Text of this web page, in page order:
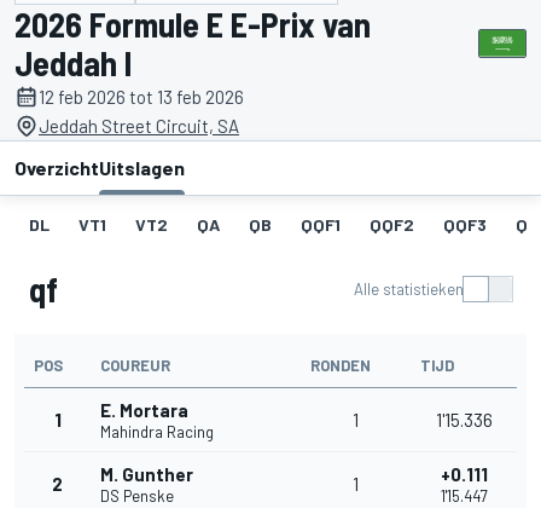
2026 Formule E E-Prix van
Jeddah I
12 feb 2026 tot 13 feb 2026
Jeddah Street Circuit, SA
OverzichtUitslagen
DL VT1 VT2 QA QB QQF1 QQF2 QQF3
qf Alle statistieken
POS COUREUR RONDEN TIJD
1 E. Mortara
Mahindra Racing
1 1'15.336
2 M. Gunther
DS Penske
1 +0.111
1'15.447